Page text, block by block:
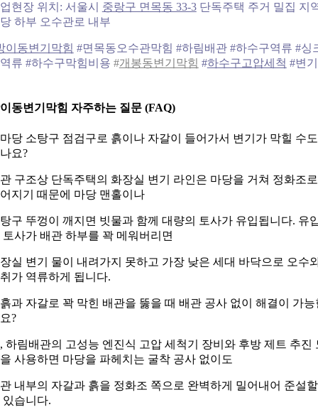
현장 위치: 서울시 중랑구 면목동 33-3단독주택 주거 밀집 지
하부 오수관로 내부
이동변기막힘 #면목동오수관막힘 #하림배관 #하수구역류 #싱
류 #하수구막힘비용 #개봉동변기막힘 #하수구고압세척 #변
동변기막힘 자주하는 질문 (FAQ)
당 소탕구 점검구로 흙이나 자갈이 들어가서 변기가 막힐 수도
요?
구조상 단독주택의 화장실 변기 라인은 마당을 거쳐 정화조로
지기 때문에 마당 맨홀이나
구 뚜껑이 깨지면 빗물과 함께 대량의 토사가 유입됩니다. 유
토사가 배관 하부를 꽉 메워버리면
실 변기 물이 내려가지 못하고 가장 낮은 세대 바닥으로 오수
가 역류하게 됩니다.
과 자갈로 꽉 막힌 배관을 뚫을 때 배관 공사 없이 해결이 가능
?
하림배관의 고성능 엔진식 고압 세척기 장비와 후방 제트 추진
사용하면 마당을 파헤치는 굴착 공사 없이도
내부의 자갈과 흙을 정화조 쪽으로 완벽하게 밀어내어 준설할
있습니다.